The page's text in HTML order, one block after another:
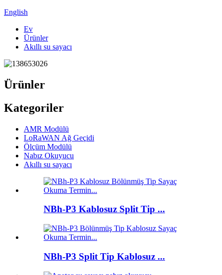
English
Ev
Ürünler
Akıllı su sayacı
Ürünler
Kategoriler
AMR Modülü
LoRaWAN Ağ Geçidi
Ölçüm Modülü
Nabız Okuyucu
Akıllı su sayacı
NBh-P3 Kablosuz Split Tip ...
NBh-P3 Split Tip Kablosuz ...